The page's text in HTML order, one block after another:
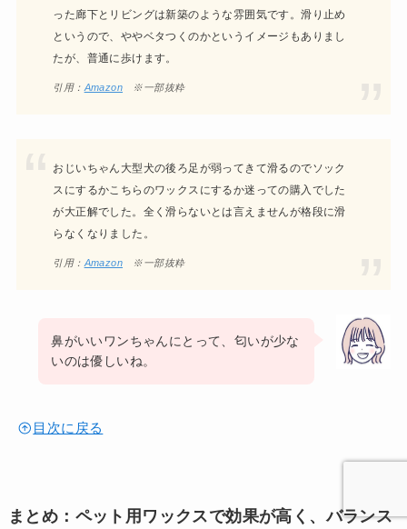
った廊下とリビングは新築のような雰囲気です。滑り止め
というので、ややベタつくのかというイメージもありまし
たが、普通に歩けます。
引用： Amazon ※一部抜粋
おじいちゃん大型犬の後ろ足が弱ってきて滑るのでソック
スにするかこちらのワックスにするか迷っての購入でした
が大正解でした。全く滑らないとは言えませんが格段に滑
らなくなりました。
引用： Amazon ※一部抜粋
鼻がいいワンちゃんにとって、匂いが少な
いのは優しいね。
目次に戻る
まとめ：ペット用ワックスで効果が高く、バランス